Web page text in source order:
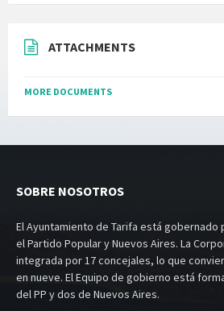
ATTACHMENTS
MORE DOCUMENTS
SOBRE NOSOTROS
El Ayuntamiento de Tarifa está gobernado
el Partido Popular y Nuevos Aires. La
integrada por 17 concejales, lo que
en nueve. El Equipo de gobierno está
del PP y dos de Nuevos Aires.